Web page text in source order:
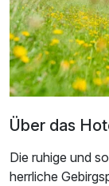
Über das
Die ruhige und
herrliche